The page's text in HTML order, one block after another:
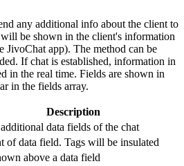
any additional info about the client to
be shown in the client's information
JivoChat app). The method can be
If chat is established, information in
in the real time. Fields are shown in
in the fields array.
Description
data fields of the chat
of data field. Tags will be insulated
above a data field